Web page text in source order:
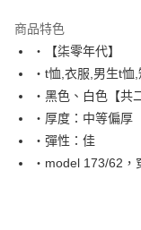
Apple Pay
街口支付
悠遊付
Google Pay
商品特色
‧【柒零年代】
‧t恤,衣服,男生t恤
‧黑色、白色【共
‧厚度：中等偏厚
‧彈性：佳
‧model 173/62，